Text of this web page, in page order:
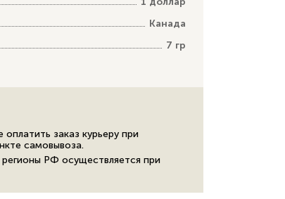
Канада
7 гр
заказ курьеру при
самовывоза.
РФ осуществляется при